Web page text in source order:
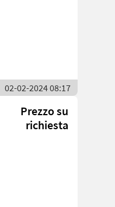
02-02-2024 08:17
Prezzo su
richiesta